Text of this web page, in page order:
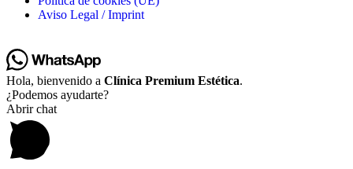
Aviso Legal / Imprint
Hola, bienvenido a Clínica Premium Estética.
¿Podemos ayudarte?
Abrir chat